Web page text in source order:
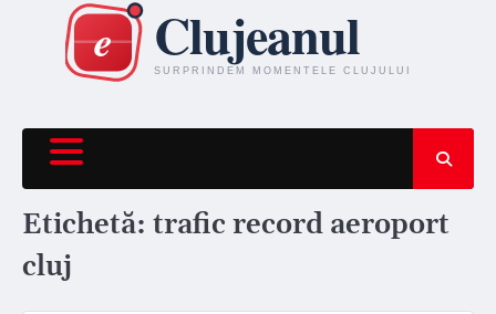
content
Etichetă: trafic record aeroport
cluj